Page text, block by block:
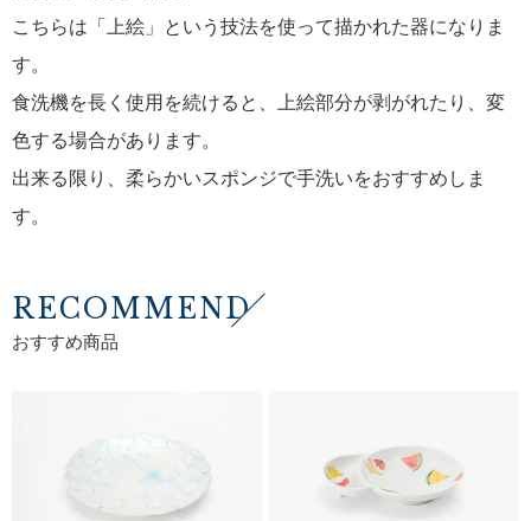
こちらは「上絵」という技法を使って描かれた器になりま
す。
食洗機を長く使用を続けると、上絵部分が剥がれたり、変
色する場合があります。
出来る限り、柔らかいスポンジで手洗いをおすすめしま
す。
RECOMMEND
おすすめ商品